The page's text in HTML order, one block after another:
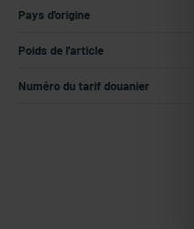
Pays d'origine
Poids de l'article
Numéro du tarif douanier